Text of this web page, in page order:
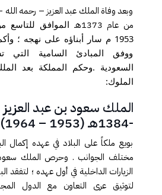
وبعد وفاة الملك عبد العزيز – رحمه الله
من عام 1373هـ
الموافق
1953 م سار أبناؤه على نهجه ؛
ووفق المبادئ السامية التي
السعودية .وحكم المملكة بعد
الملوك:
-1384هـ (1953 – 1964)
بويع ملكاً على البلاد في عهده إكمال
مختلف الجوانب . وحرص الملك سعود
الزيارات الداخلية في أول عهده ؛ لتفقد
لتوثيق عرى التعاون مع الدول